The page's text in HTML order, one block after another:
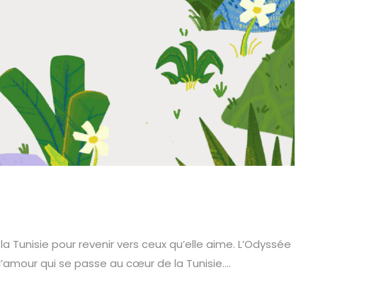
pour revenir vers ceux qu’elle aime. L’Odyssée
qui se passe au cœur de la Tunisie....